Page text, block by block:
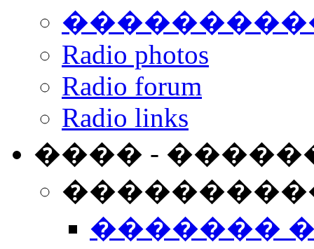
Radio photos
Radio forum
Radio links
���� -
�������